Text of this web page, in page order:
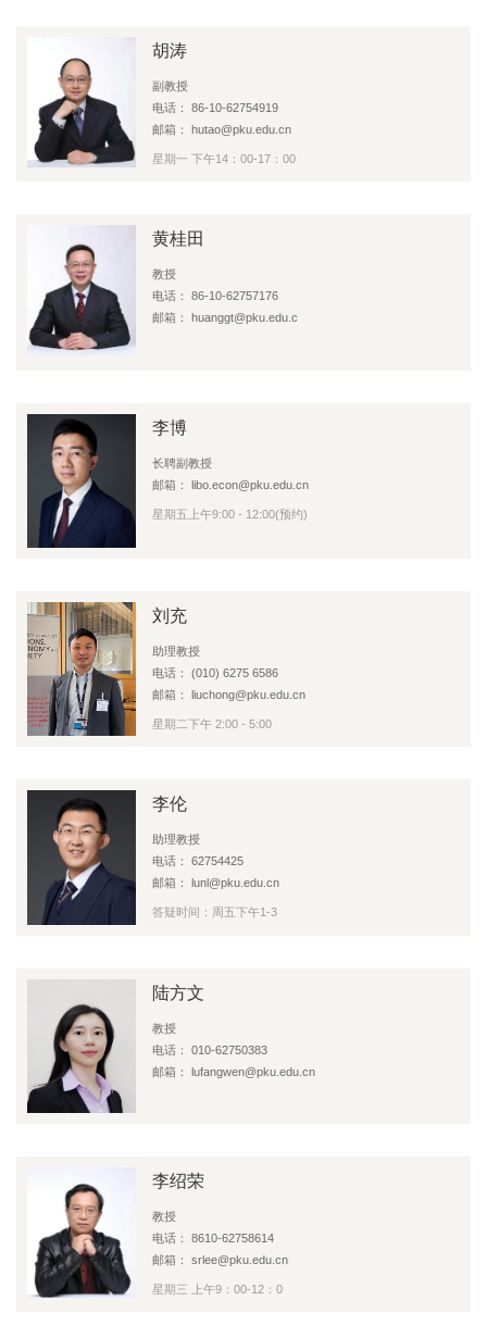
胡涛
副教授
电话： 86-10-62754919
邮箱： hutao@pku.edu.cn
星期一 下午14：00-17：00
黄桂田
教授
电话： 86-10-62757176
邮箱： huanggt@pku.edu.c
李博
长聘副教授
邮箱： libo.econ@pku.edu.cn
星期五上午9:00 - 12:00(预约)
刘充
助理教授
电话： (010) 6275 6586
邮箱： liuchong@pku.edu.cn
星期二下午 2:00 - 5:00
李伦
助理教授
电话： 62754425
邮箱： lunl@pku.edu.cn
答疑时间：周五下午1-3
陆方文
教授
电话： 010-62750383
邮箱： lufangwen@pku.edu.cn
李绍荣
教授
电话： 8610-62758614
邮箱： srlee@pku.edu.cn
星期三 上午9：00-12：0